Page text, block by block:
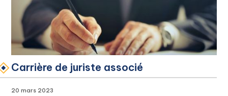
Carrière de juriste associé
20 mars 2023